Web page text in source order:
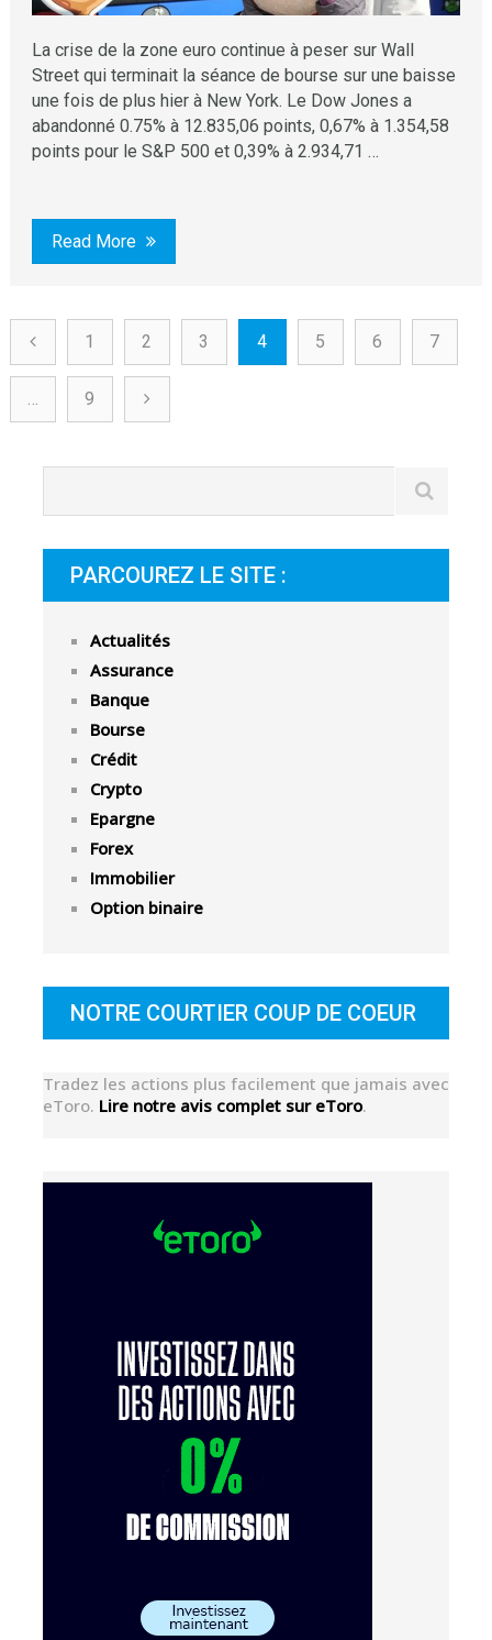
La crise de la zone euro continue à peser sur Wall
Street qui terminait la séance de bourse sur une baisse
une fois de plus hier à New York. Le Dow Jones a
abandonné 0.75% à 12.835,06 points, 0,67% à 1.354,58
points pour le S&P 500 et 0,39% à 2.934,71 …
Read More
1 2 3 4 5 6 7
9
PARCOUREZ LE SITE :
Actualités
Assurance
Banque
Bourse
Crédit
Crypto
Epargne
Forex
Immobilier
Option binaire
NOTRE COURTIER COUP DE COEUR
Tradez les actions plus facilement que jamais avec
eToro. Lire notre avis complet sur eToro.